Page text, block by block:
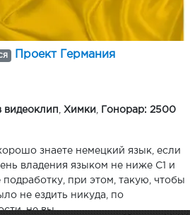
Проект Германия
видеоклип Химки
Гонорар: 2500
знаете немецкий язык, если
владения языком не ниже C1 и
при этом, такую, чтобы
не ездить никуда, по
не вы...